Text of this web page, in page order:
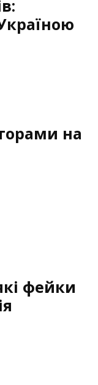
на
фейки